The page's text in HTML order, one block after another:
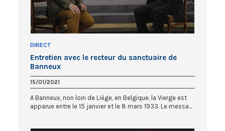
DIRECT
Entretien avec le recteur du sanctuaire de
Banneux
15/01/2021
A Banneux, non loin de Liège, en Belgique, la Vierge est
apparue entre le 15 janvier et le 8 mars 1933. Le messa...